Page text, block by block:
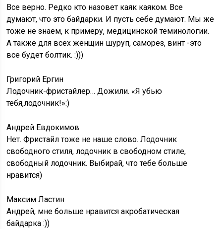
Все верно. Редко кто назовет каяк каяком. Все
думают, что это байдарки. И пусть себе думают. Мы же
тоже не знаем, к примеру, медицинской теминологии.
А также для всех женщин шуруп, саморез, винт -это
все будет болтик. :)))
Григорий Ергин
Лодочник-фристайлер… Дожили. «Я убью
тебя,лодочник!»:)
Андрей Евдокимов
Нет. Фристайл тоже не наше слово. Лодочник
свободного стиля, лодочник в свободном стиле,
свободный лодочник. Выбирай, что тебе больше
нравится)
Максим Ластин
Андрей, мне больше нравится акробатическая
байдарка :))